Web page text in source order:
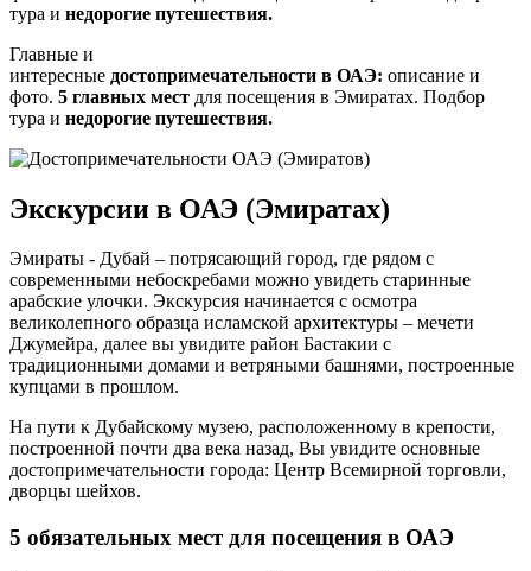
тура и недорогие путешествия.
Главные и
интересные достопримечательности в ОАЭ: описание и
фото. 5 главных мест для посещения в Эмиратах. Подбор
тура и недорогие путешествия.
Экскурсии в ОАЭ (Эмиратах)
Эмираты - Дубай – потрясающий город, где рядом с
современными небоскребами можно увидеть старинные
арабские улочки. Экскурсия начинается с осмотра
великолепного образца исламской архитектуры – мечети
Джумейра, далее вы увидите район Бастакии с
традиционными домами и ветряными башнями, построенные
купцами в прошлом.
На пути к Дубайскому музею, расположенному в крепости,
построенной почти два века назад, Вы увидите основные
достопримечательности города: Центр Всемирной торговли,
дворцы шейхов.
5 обязательных мест для посещения в ОАЭ